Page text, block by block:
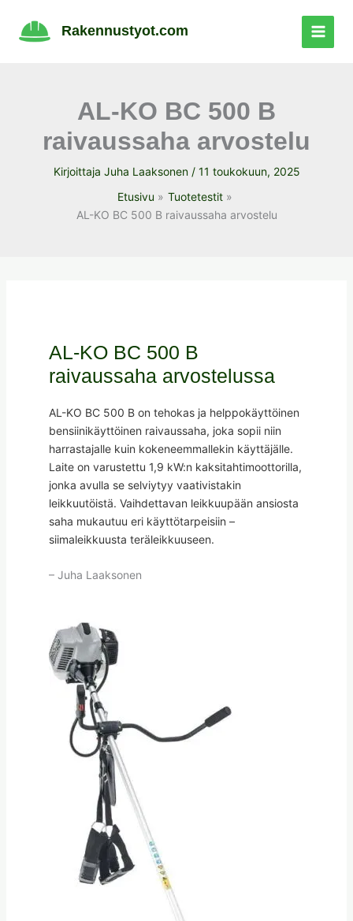
sisältöön
Rakennustyot.com
AL-KO BC 500 B
raivaussaha arvostelu
Kirjoittaja Juha Laaksonen / 11 toukokuun, 2025
Etusivu
Tuotetestit
AL-KO BC 500 B raivaussaha arvostelu
AL-KO BC 500 B
raivaussaha arvostelussa
AL-KO BC 500 B on tehokas ja helppokäyttöinen
bensiinikäyttöinen raivaussaha, joka sopii niin
harrastajalle kuin kokeneemmallekin käyttäjälle.
Laite on varustettu 1,9 kW:n kaksitahtimoottorilla,
jonka avulla se selviytyy vaativistakin
leikkuutöistä. Vaihdettavan leikkuupään ansiosta
saha mukautuu eri käyttötarpeisiin –
siimaleikkuusta teräleikkuuseen.
– Juha Laaksonen